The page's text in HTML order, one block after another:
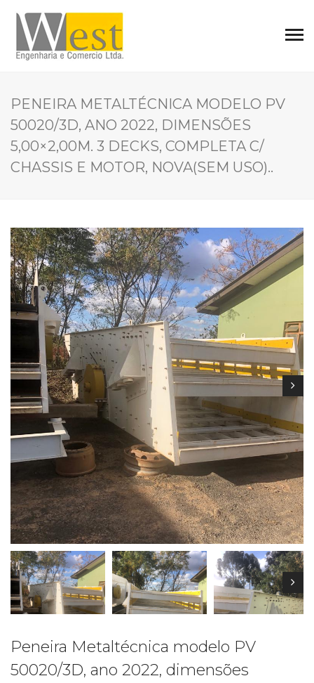
PENEIRA METALTÉCNICA MODELO PV
50020/3D, ANO 2022, DIMENSÕES
5,00×2,00M. 3 DECKS, COMPLETA C/
CHASSIS E MOTOR, NOVA(SEM USO)..
Peneira Metaltécnica modelo PV
50020/3D, ano 2022, dimensões